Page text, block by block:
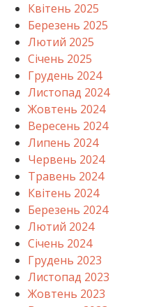
Квітень 2025
Березень 2025
Лютий 2025
Січень 2025
Грудень 2024
Листопад 2024
Жовтень 2024
Вересень 2024
Липень 2024
Червень 2024
Травень 2024
Квітень 2024
Березень 2024
Лютий 2024
Січень 2024
Грудень 2023
Листопад 2023
Жовтень 2023